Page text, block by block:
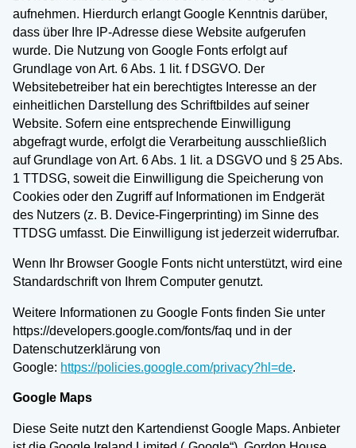
aufnehmen. Hierdurch erlangt Google Kenntnis darüber,
dass über Ihre IP-Adresse diese Website aufgerufen
wurde. Die Nutzung von Google Fonts erfolgt auf
Grundlage von Art. 6 Abs. 1 lit. f DSGVO. Der
Websitebetreiber hat ein berechtigtes Interesse an der
einheitlichen Darstellung des Schriftbildes auf seiner
Website. Sofern eine entsprechende Einwilligung
abgefragt wurde, erfolgt die Verarbeitung ausschließlich
auf Grundlage von Art. 6 Abs. 1 lit. a DSGVO und § 25 Abs.
1 TTDSG, soweit die Einwilligung die Speicherung von
Cookies oder den Zugriff auf Informationen im Endgerät
des Nutzers (z. B. Device-Fingerprinting) im Sinne des
TTDSG umfasst. Die Einwilligung ist jederzeit widerrufbar.
Wenn Ihr Browser Google Fonts nicht unterstützt, wird eine
Standardschrift von Ihrem Computer genutzt.
Weitere Informationen zu Google Fonts finden Sie unter
https://developers.google.com/fonts/faq und in der
Datenschutzerklärung von
Google: https://policies.google.com/privacy?hl=de.
Google Maps
Diese Seite nutzt den Kartendienst Google Maps. Anbieter